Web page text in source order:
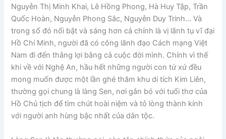
Nguyễn Thị Minh Khai, Lê Hồng Phong, Hà Huy Tập, Trần
Quốc Hoàn, Nguyễn Phong Sắc, Nguyễn Duy Trinh… Và
trong số đó nổi bật và sáng hơn cả chính là vị lãnh tụ vĩ đại
Hồ Chí Minh, người đã có công lãnh đạo Cách mạng Việt
Nam đi đến thắng lợi bằng cả cuộc đời mình. Chính vì thế
khi về với Nghệ An, hầu hết những người con tứ xứ đều
mong muốn được một lần ghé thăm khu di tích Kim Liên,
thường gọi chung là làng Sen, nơi gắn bó với tuổi thơ của
Hồ Chủ tịch để tìm chút hoài niệm và tỏ lòng thành kính
với người anh hùng bậc nhất của dân tộc.